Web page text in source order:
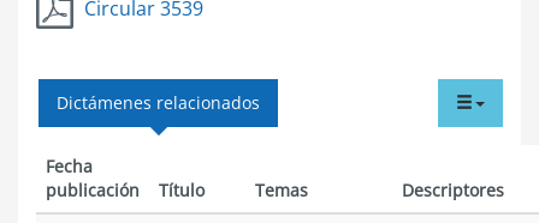
Circular 3539
menu
Dictámenes relacionados
Fecha
publicación
Título Temas
Descriptores